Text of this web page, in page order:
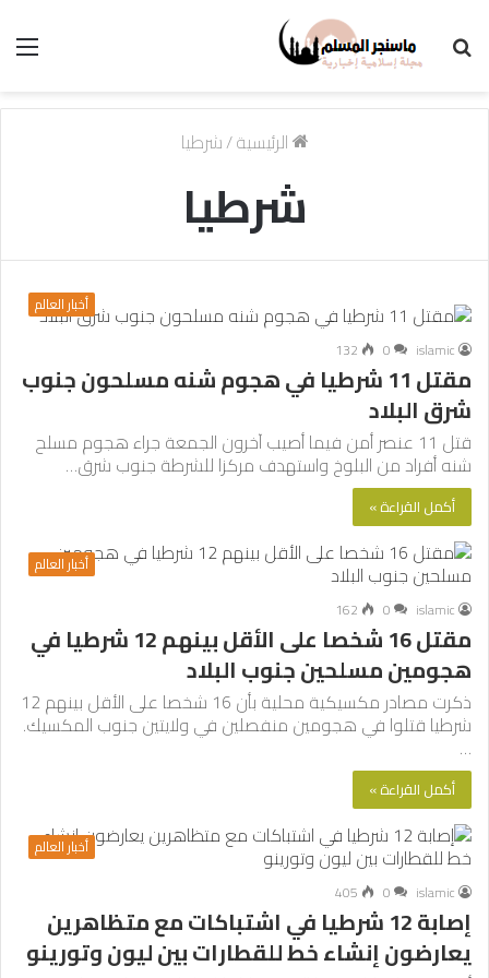
الرئيسية/شرطيا
شرطيا
أخبار العالم
islamic
0
132
مقتل 11 شرطيا في هجوم شنه مسلحون جنوب
شرق البلاد
قتل 11 عنصر أمن فيما أصيب آخرون الجمعة جراء هجوم مسلح
شنه أفراد من البلوخ واستهدف مركزا للشرطة جنوب شرق…
أكمل القراءة »
أخبار العالم
islamic
0
162
مقتل 16 شخصا على الأقل بينهم 12 شرطيا في
هجومين مسلحين جنوب البلاد
ذكرت مصادر مكسيكية محلية بأن 16 شخصا على الأقل بينهم 12
شرطيا قتلوا في هجومين منفصلين في ولايتين جنوب المكسيك.
…
أكمل القراءة »
أخبار العالم
islamic
0
405
إصابة 12 شرطيا في اشتباكات مع متظاهرين
يعارضون إنشاء خط للقطارات بين ليون وتورينو